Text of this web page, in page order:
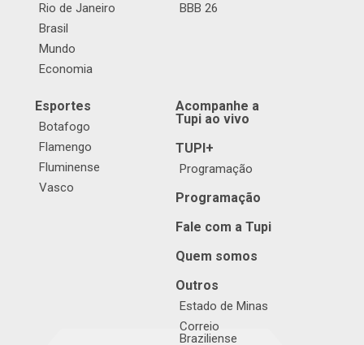
Rio de Janeiro
Brasil
Mundo
Economia
BBB 26
Esportes
Botafogo
Flamengo
Fluminense
Vasco
Acompanhe a
Tupi ao vivo
TUPI+
Programação
Programação
Fale com a Tupi
Quem somos
Outros
Estado de Minas
Correio
Braziliense